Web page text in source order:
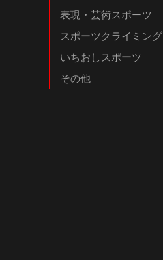
表現・芸術スポーツ
スポーツクライミング
いちおしスポーツ
その他